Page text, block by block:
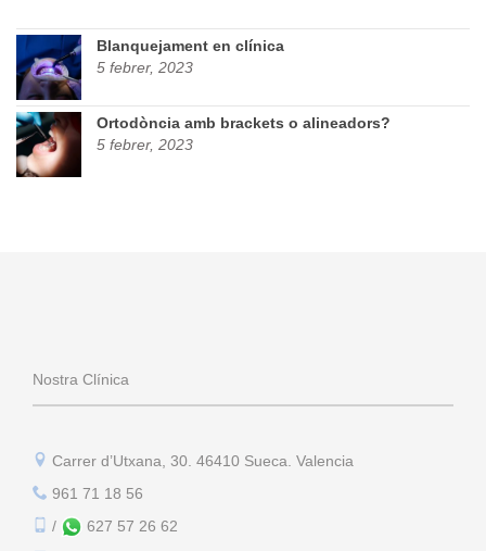
Blanquejament en clínica
5 febrer, 2023
Ortodòncia amb brackets o alineadors?
5 febrer, 2023
Nostra Clínica
Carrer d’Utxana, 30. 46410 Sueca. Valencia
961 71 18 56
/
627 57 26 62